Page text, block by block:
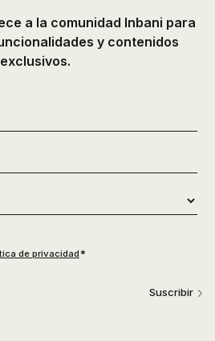
a la comunidad Inbani para
y contenidos
exclusivos.
de privacidad*
Suscribir